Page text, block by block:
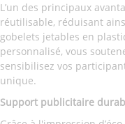
L’un des principaux
réutilisable, réduisant
gobelets jetables en
personnalisé, vous
sensibilisez vos
unique.
Support publicitaire